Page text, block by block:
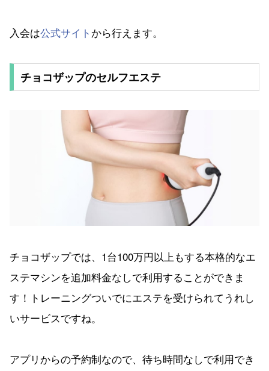
入会は公式サイト から行えます。
チョコザップのセルフエステ
チョコザップでは、1台100万円以上もする本格的なエ
ステマシンを追加料金なしで利用することができま
す！トレーニングついでにエステを受けられてうれし
いサービスですね。
アプリからの予約制なので、待ち時間なしで利用でき